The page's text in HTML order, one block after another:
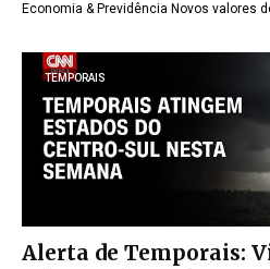
Economia & Previdência Novos valores
TEMPORAIS
Alerta de Temporais: